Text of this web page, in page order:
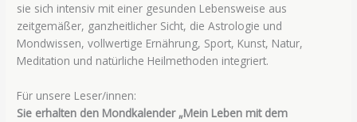
sie sich intensiv mit einer gesunden Lebensweise aus
zeitgemäßer, ganzheitlicher Sicht, die Astrologie und
Mondwissen, vollwertige Ernährung, Sport, Kunst, Natur,
Meditation und natürliche Heilmethoden integriert.
Für unsere Leser/innen:
Sie erhalten den Mondkalender „Mein Leben mit dem